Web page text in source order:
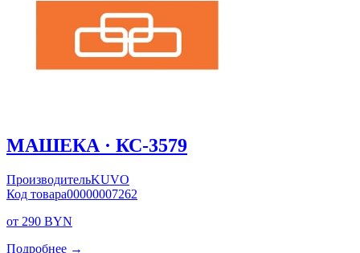
МАШЕКА · КС-3579
ПроизводительKUVO
Код товара00000007262
от 290 BYN
Подробнее →